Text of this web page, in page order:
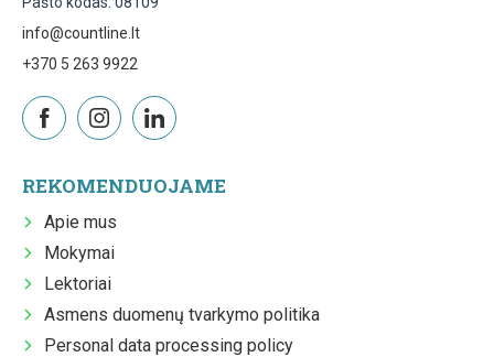
info@countline.lt
+370 5 263 9922
REKOMENDUOJAME
Apie mus
Mokymai
Lektoriai
Asmens duomenų tvarkymo politika
Personal data processing policy